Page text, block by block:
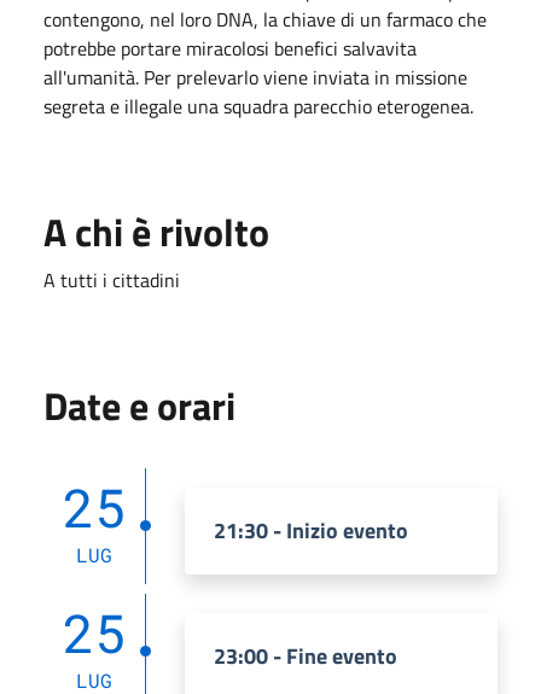
contengono, nel loro DNA, la chiave di un farmaco che
potrebbe portare miracolosi benefici salvavita
all'umanità. Per prelevarlo viene inviata in missione
segreta e illegale una squadra parecchio eterogenea.
A chi è rivolto
A tutti i cittadini
Date e orari
25
LUG
21:30 - Inizio evento
25
LUG
23:00 - Fine evento